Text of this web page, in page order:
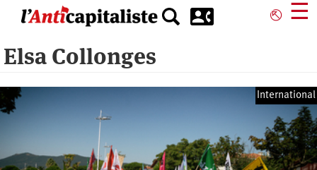
principal
⎋ ☰
Elsa Collonges
International